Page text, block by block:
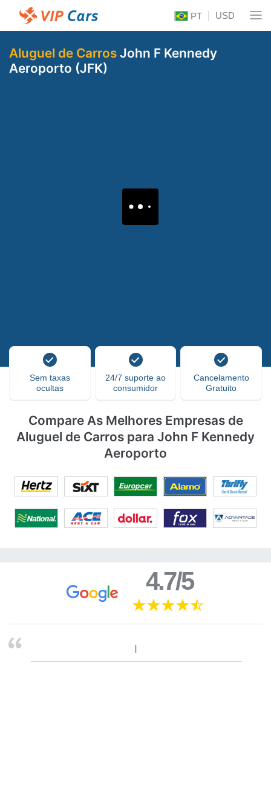
PT USD
Aluguel de Carros John F Kennedy
Aeroporto (JFK)
Sem taxas
ocultas
24/7 suporte ao
consumidor
Cancelamento
Gratuito
Compare As Melhores Empresas de
Aluguel de Carros para John F Kennedy
Aeroporto
4.7/5